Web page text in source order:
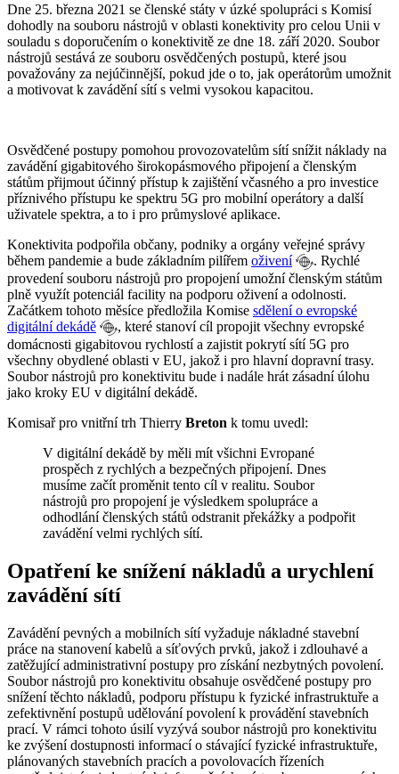
Dne 25. března 2021 se členské státy v úzké spolupráci s Komisí
dohodly na souboru nástrojů v oblasti konektivity pro celou Unii v
souladu s doporučením o konektivitě ze dne 18. září 2020. Soubor
nástrojů sestává ze souboru osvědčených postupů, které jsou
považovány za nejúčinnější, pokud jde o to, jak operátorům umožnit
a motivovat k zavádění sítí s velmi vysokou kapacitou.
Osvědčené postupy pomohou provozovatelům sítí snížit náklady na
zavádění gigabitového širokopásmového připojení a členským
státům přijmout účinný přístup k zajištění včasného a pro investice
příznivého přístupu ke spektru 5G pro mobilní operátory a další
uživatele spektra, a to i pro průmyslové aplikace.
Konektivita podpořila občany, podniky a orgány veřejné správy
během pandemie a bude základním pilířem oživení
. Rychlé
provedení souboru nástrojů pro propojení umožní členským státům
plně využít potenciál facility na podporu oživení a odolnosti.
Začátkem tohoto měsíce předložila Komise sdělení o evropské
digitální dekádě
, které stanoví cíl propojit všechny evropské
domácnosti gigabitovou rychlostí a zajistit pokrytí sítí 5G pro
všechny obydlené oblasti v EU, jakož i pro hlavní dopravní trasy.
Soubor nástrojů pro konektivitu bude i nadále hrát zásadní úlohu
jako kroky EU v digitální dekádě.
Komisař pro vnitřní trh Thierry Breton k tomu uvedl:
V digitální dekádě by měli mít všichni Evropané
prospěch z rychlých a bezpečných připojení. Dnes
musíme začít proměnit tento cíl v realitu. Soubor
nástrojů pro propojení je výsledkem spolupráce a
odhodlání členských států odstranit překážky a podpořit
zavádění velmi rychlých sítí.
Opatření ke snížení nákladů a urychlení
zavádění sítí
Zavádění pevných a mobilních sítí vyžaduje nákladné stavební
práce na stanovení kabelů a síťových prvků, jakož i zdlouhavé a
zatěžující administrativní postupy pro získání nezbytných povolení.
Soubor nástrojů pro konektivitu obsahuje osvědčené postupy pro
snížení těchto nákladů, podporu přístupu k fyzické infrastruktuře a
zefektivnění postupů udělování povolení k provádění stavebních
prací. V rámci tohoto úsilí vyzývá soubor nástrojů pro konektivitu
ke zvýšení dostupnosti informací o stávající fyzické infrastruktuře,
plánovaných stavebních pracích a povolovacích řízeních